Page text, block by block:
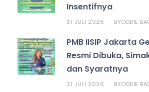
Insentifnya
31 JULI 2026 BYODDIE
PMB IISIP Jakarta
Resmi Dibuka,
dan Syaratnya
31 JULI 2026 BYODDIE